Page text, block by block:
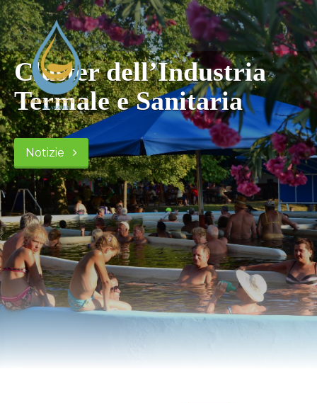
Cluster dell’Industria
Termale e Sanitaria
Notizie